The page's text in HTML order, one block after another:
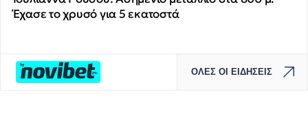
Έχασε το χρυσό για 5 εκατοστά
ΟΛΕΣ ΟΙ ΕΙΔΗΣΕΙΣ